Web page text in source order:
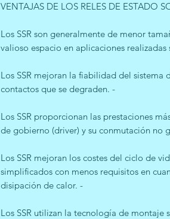
VENTAJAS DE LOS RELES DE ESTADO
Los SSR son generalmente de menor
valioso espacio en aplicaciones
Los SSR mejoran la fiabilidad del sistema
contactos que se degraden. -
Los SSR proporcionan las prestaciones
de gobierno (driver) y su conmutación no
Los SSR mejoran los costes del ciclo de
simplificados con menos requisitos en
disipación de calor. -
Los SSR utilizan la tecnología de montaje